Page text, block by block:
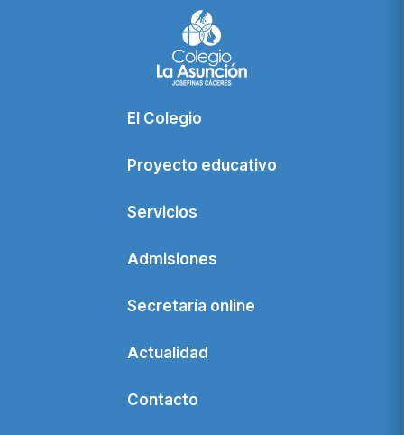
El Colegio
Proyecto educativo
Servicios
Admisiones
Secretaría online
Actualidad
Contacto